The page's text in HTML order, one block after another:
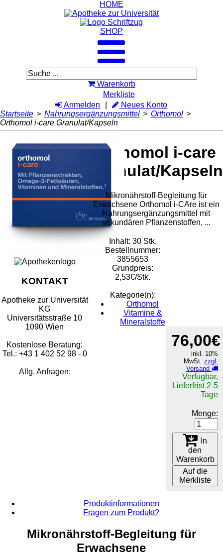
HOME
SHOP
Warenkorb
Merkliste
Anmelden
Neues Konto
Startseite > Nahrungsergänzungsmittel > Orthomol >
Orthomol i-care Granulat/Kapseln
Orthomol i-care
Granulat/Kapseln
Mikronährstoff-Begleitung für
Erwachsene Orthomol i-CAre ist ein
Nahrungsergänzungsmittel mit
sekundären Pflanzenstoffen, ...
Inhalt: 30 Stk.
Bestellnummer:
3855653
Grundpreis:
2,53€/Stk.
Kategorie(n):
Orthomol
Vitamine &
Mineralstoffe
76,00€
inkl. 10%
MwSt. zzgl.
Versand
Verfügbar,
Lieferfrist 2-5
Tage
Menge:
In
den
Warenkorb
Auf die
Merkliste
Produktinformationen
Fragen zum Produkt?
Mikronährstoff-Begleitung für
Erwachsene
KONTAKT
Apotheke zur Universität
KG
Universitätsstraße 10
1090 Wien
Kostenlose Beratung:
Tel.: +43 1 402 52 98 - 0
Allg. Anfragen: